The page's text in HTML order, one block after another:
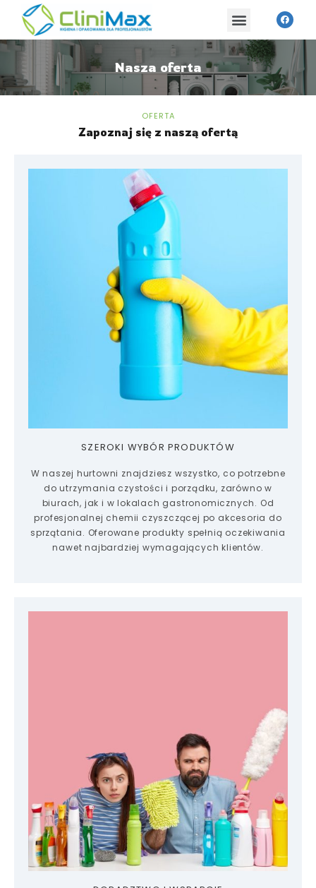
Nasza oferta
OFERTA
Zapoznaj się z naszą ofertą
SZEROKI WYBÓR PRODUKTÓW
W naszej hurtowni znajdziesz wszystko, co potrzebne
do utrzymania czystości i porządku, zarówno w
biurach, jak i w lokalach gastronomicznych. Od
profesjonalnej chemii czyszczącej po akcesoria do
sprzątania. Oferowane produkty spełnią oczekiwania
nawet najbardziej wymagających klientów.